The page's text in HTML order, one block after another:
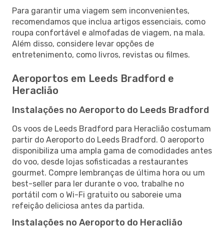
Para garantir uma viagem sem inconvenientes,
recomendamos que inclua artigos essenciais, como
roupa confortável e almofadas de viagem, na mala.
Além disso, considere levar opções de
entretenimento, como livros, revistas ou filmes.
Aeroportos em Leeds Bradford e
Heraclião
Instalações no Aeroporto do Leeds Bradford
Os voos de Leeds Bradford para Heraclião costumam
partir do Aeroporto do Leeds Bradford. O aeroporto
disponibiliza uma ampla gama de comodidades antes
do voo, desde lojas sofisticadas a restaurantes
gourmet. Compre lembranças de última hora ou um
best-seller para ler durante o voo, trabalhe no
portátil com o Wi-Fi gratuito ou saboreie uma
refeição deliciosa antes da partida.
Instalações no Aeroporto do Heraclião